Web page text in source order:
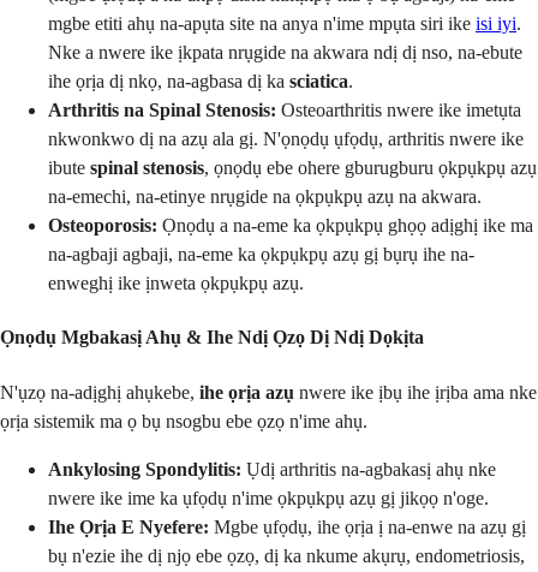
mgbe etiti ahụ na-apụta site na anya n'ime mpụta siri ike isi iyi.
Nke a nwere ike ịkpata nrụgide na akwara ndị dị nso, na-ebute
ihe ọrịa dị nkọ, na-agbasa dị ka sciatica.
Arthritis na Spinal Stenosis: Osteoarthritis nwere ike imetụta
nkwonkwo dị na azụ ala gị. N'ọnọdụ ụfọdụ, arthritis nwere ike
ibute spinal stenosis, ọnọdụ ebe ohere gburugburu ọkpụkpụ azụ
na-emechi, na-etinye nrụgide na ọkpụkpụ azụ na akwara.
Osteoporosis: Ọnọdụ a na-eme ka ọkpụkpụ ghọọ adịghị ike ma
na-agbaji agbaji, na-eme ka ọkpụkpụ azụ gị bụrụ ihe na-
enweghị ike ịnweta ọkpụkpụ azụ.
Ọnọdụ Mgbakasị Ahụ & Ihe Ndị Ọzọ Dị Ndị Dọkịta
N'ụzọ na-adịghị ahụkebe, ihe ọrịa azụ nwere ike ịbụ ihe ịrịba ama nke
ọrịa sistemik ma ọ bụ nsogbu ebe ọzọ n'ime ahụ.
Ankylosing Spondylitis: Ụdị arthritis na-agbakasị ahụ nke
nwere ike ime ka ụfọdụ n'ime ọkpụkpụ azụ gị jikọọ n'oge.
Ihe Ọrịa E Nyefere: Mgbe ụfọdụ, ihe ọrịa ị na-enwe na azụ gị
bụ n'ezie ihe dị njọ ebe ọzọ, dị ka nkume akụrụ, endometriosis,